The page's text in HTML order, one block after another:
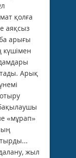
қолға
аяқсыз
арығы
күшiмен
Арық
«мұрап»
жыл